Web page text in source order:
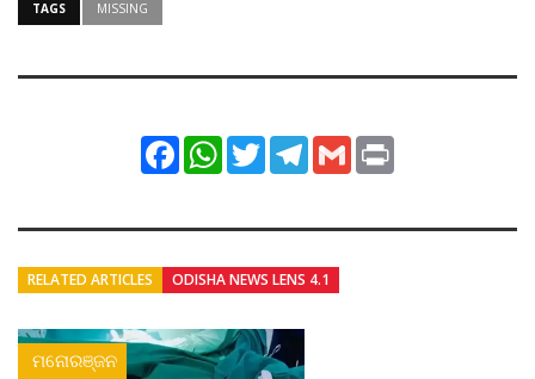
TAGS MISSING
FacebookWhatsApp
TwitterTelegram
Gmail
RELATED ARTICLES ODISHA NEWS LENS 4.1
ମନୋରଞ୍ଜନ